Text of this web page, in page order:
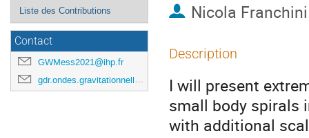
Liste des Contributions
Contact
GWMess2021@ihp.fr
gdr.ondes.gravitationnelles@gmail.com
Nicola Franchini
Description
I will present
small body spirals
with additional